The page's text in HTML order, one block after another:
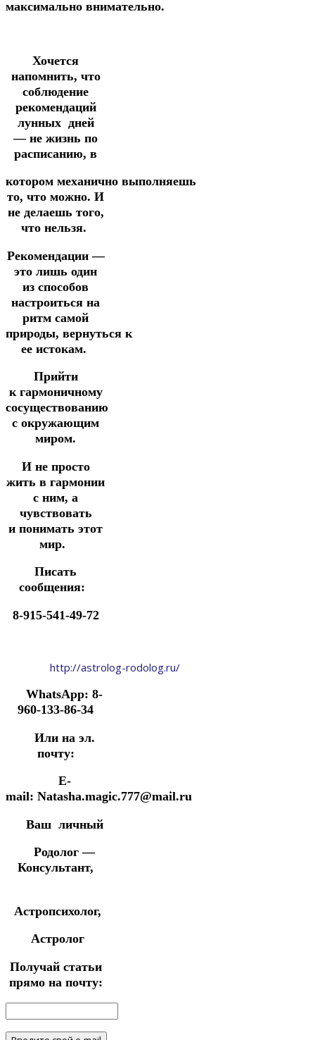
максимально внимательно.
Хочется
напомнить, что
соблюдение
рекомендаций
лунных дней
— не жизнь по
расписанию, в
котором механично выполняешь
то, что можно. И
не делаешь того,
что нельзя.
Рекомендации —
это лишь один
из способов
настроиться на
ритм самой
природы, вернуться к
ее истокам.
Прийти
к гармоничному
сосуществованию
с окружающим
миром.
И не просто
жить в гармонии
с ним, а
чувствовать
и понимать этот
мир.
Писать
сообщения:
8-915-541-49-72
http://astrolog-rodolog.ru/
WhatsApp: 8-
960-133-86-34
Или на эл.
почту:
E-
mail: Natasha.magic.777@mail.ru
Ваш личный
Родолог —
Консультант,
Астропсихолог,
Астролог
Получай статьи
прямо на почту: